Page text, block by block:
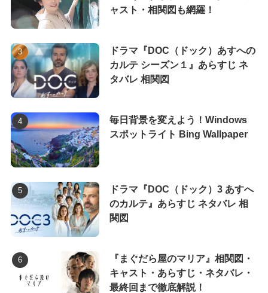
ャスト・相関図も網羅！
ドラマ『DOC（ドック）あすへの
カルテ シーズン１』あらすじ ネ
タバレ 相関図
毎日背景を変えよう！Windows
スポットライト Bing Wallpaper
ドラマ『DOC（ドック）3 あすへ
のカルテ』あらすじ ネタバレ 相
関図
『まぐだら屋のマリア』相関図・
キャスト・あらすじ・ネタバレ・
最終回まで徹底解説！